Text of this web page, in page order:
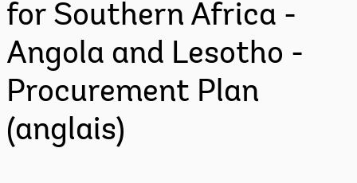
for Southern Africa -
Angola and Lesotho -
Procurement Plan
(anglais)